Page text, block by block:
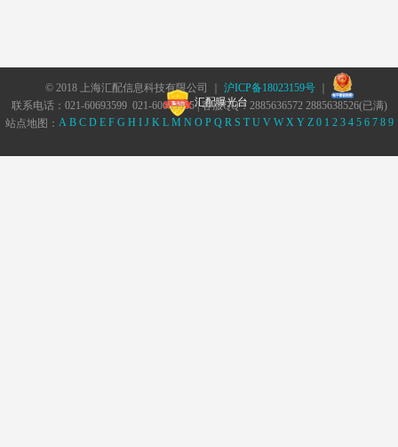
© 2018 上海汇配信息科技有限公司 ｜ 沪ICP备18023159号｜
汇配曝光台
联系电话：021-60693599 021-60693555 | 客服QQ：2885636572 2885638526(已满)
站点地图： A B C D E F G H I J K L M N O P Q R S T U V W X Y Z 0 1 2 3 4 5 6 7 8 9